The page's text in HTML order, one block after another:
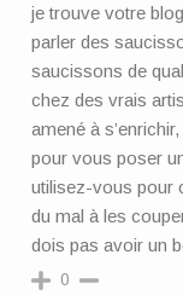
je trouve votre
parler des
saucissons de
chez des vrais
amené à
pour vous poser
utilisez-vous pour
du mal à les
dois pas avoir un
0